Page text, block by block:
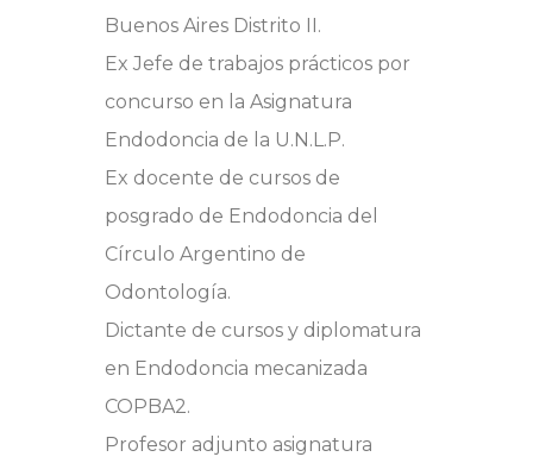
Buenos Aires Distrito II.
Ex Jefe de trabajos prácticos por
concurso en la Asignatura
Endodoncia de la U.N.L.P.
Ex docente de cursos de
posgrado de Endodoncia del
Círculo Argentino de
Odontología.
Dictante de cursos y diplomatura
en Endodoncia mecanizada
COPBA2.
Profesor adjunto asignatura